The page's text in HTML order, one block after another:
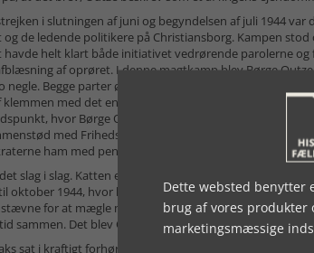
i slutningen af juni og begyndelsen af juli 1944 var
og de ledende politikere på Christiansborg. Kampen
havde helt klart både initiativet vedrørende parolerne
af oprøret. I denne magtkamp blev Børge
negle. Begge parter ønskede Børge Outze, og dermed
klemmen med det eneste våben, han følte sig helt tryg
hvor Børge Outzes uafhængighed blev sat under
med Frihedsrådets ledende skikkelse, Mogens
ham med penge, hvis han ville være deres talerør
slag i slag. Katten efter musen. Flere gange var fælden
oktober 1944, hvor han under udramatiske
stævne for at mægle mellem to stridende parter inden
sammen. Det blev Outzes skæbne.
sat i kraftigt forhør, men holdt til at begynde med tæt
Dette websted benytter
brug af vores produkter
marketingsmæssige